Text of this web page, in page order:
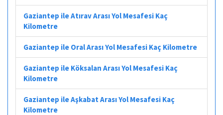
Gaziantep ile Atırav Arası Yol Mesafesi Kaç
Kilometre
Gaziantep ile Oral Arası Yol Mesafesi Kaç Kilometre
Gaziantep ile Köksalan Arası Yol Mesafesi Kaç
Kilometre
Gaziantep ile Aşkabat Arası Yol Mesafesi Kaç
Kilometre